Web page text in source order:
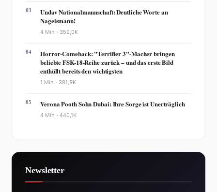
03
Undav Nationalmannschaft: Deutliche Worte an
Nagelsmann!
4 Min. · 359,0K
04
Horror-Comeback: "Terrifier 3"-Macher bringen
beliebte FSK-18-Reihe zurück – und das erste Bild
enthüllt bereits den wichtigsten
1 Min. · 381,9K
05 Verona Pooth Sohn Dubai: Ihre Sorge ist Unerträglich
4 Min. ·440,1K
Newsletter